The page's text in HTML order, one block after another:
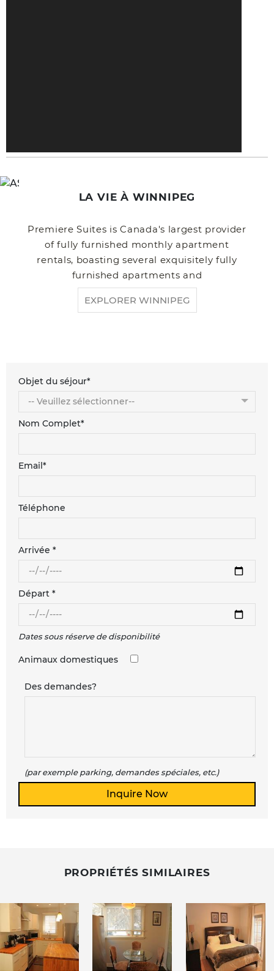
LA VIE À WINNIPEG
Premiere Suites is Canada's largest provider
of fully furnished monthly apartment
rentals, boasting several exquisitely fully
furnished apartments and
EXPLORER WINNIPEG
Objet du séjour*
Nom Complet*
Email*
Téléphone
Arrivée *
Départ *
Dates sous réserve de disponibilité
Animaux domestiques
Des demandes?
(par exemple parking, demandes spéciales, etc.)
PROPRIÉTÉS SIMILAIRES